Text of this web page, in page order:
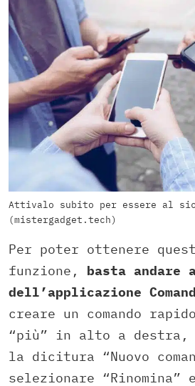
Attivalo subito per essere al
(mistergadget.tech)
Per poter ottenere
funzione, basta andare
dell’applicazione
creare un comando
“più” in alto a destra,
la dicitura “Nuovo
selezionare “Rinomina”